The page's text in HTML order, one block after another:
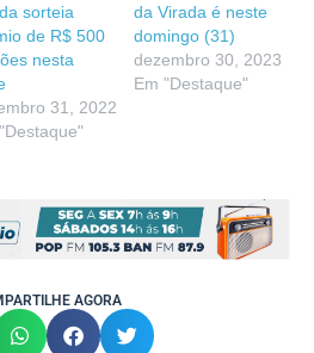
sorteia
de R$ 500
nesta
31, 2022
da Virada é neste
domingo (31)
dezembro 30, 2023
Em "Destaque"
AGORA